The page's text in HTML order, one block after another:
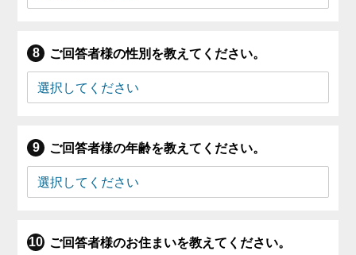
ご回答者様の性別を教えてください。
ご回答者様の年齢を教えてください。
ご回答者様のお住まいを教えてください。